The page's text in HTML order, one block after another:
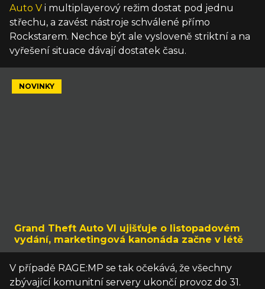
Auto V i multiplayerový režim dostat pod jednu
střechu, a zavést nástroje schválené přímo
Rockstarem. Nechce být ale vysloveně striktní a na
vyřešení situace dávají dostatek času.
NOVINKY
Grand Theft Auto VI ujišťuje o listopadovém
vydání, marketingová kanonáda začne v létě
V případě RAGE:MP se tak očekává, že všechny
zbývající komunitní servery ukončí provoz do 31.